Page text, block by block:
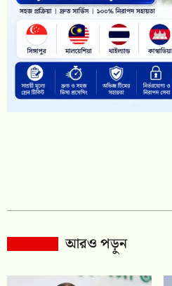
আরও পড়ুন